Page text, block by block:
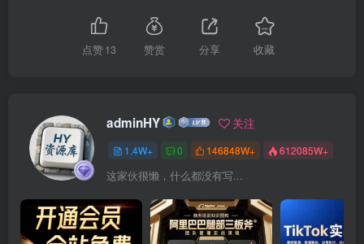
点赞13 赞赏 分享 收藏
adminHY 关注
1.4W+ 0 146848W+ 612085W+
这家伙很懒，什么都没有写...